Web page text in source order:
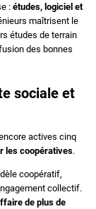
: études, logiciel et
maîtrisent le
études de terrain
des bonnes
sociale et
actives cinq
les coopératives.
coopératif,
collectif.
de plus de